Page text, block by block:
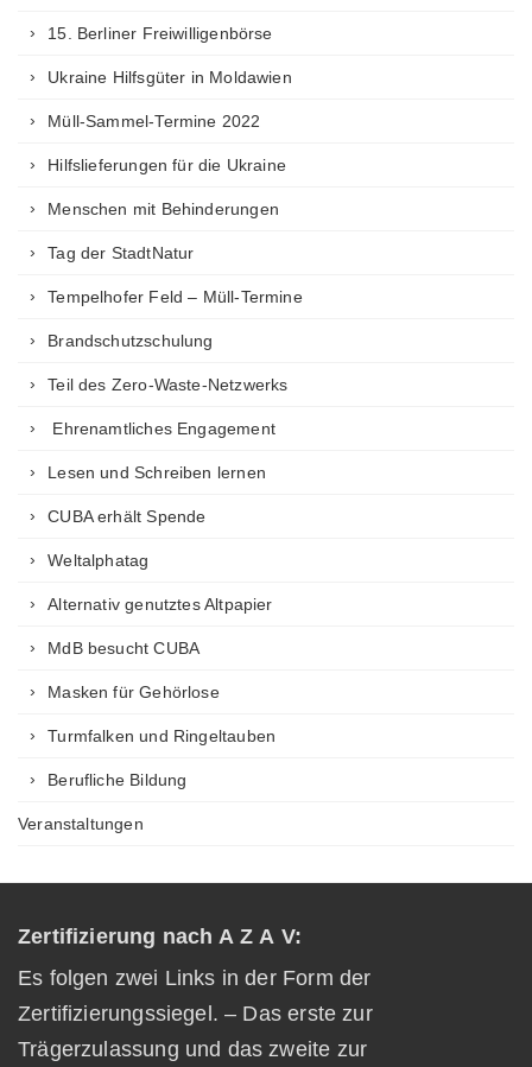
15. Berliner Freiwilligenbörse
Ukraine Hilfsgüter in Moldawien
Müll-Sammel-Termine 2022
Hilfslieferungen für die Ukraine
Menschen mit Behinderungen
Tag der StadtNatur
Tempelhofer Feld – Müll-Termine
Brandschutzschulung
Teil des Zero-Waste-Netzwerks
Ehrenamtliches Engagement
Lesen und Schreiben lernen
CUBA erhält Spende
Weltalphatag
Alternativ genutztes Altpapier
MdB besucht CUBA
Masken für Gehörlose
Turmfalken und Ringeltauben
Berufliche Bildung
Veranstaltungen
Zertifizierung nach A Z A V:
Es folgen zwei Links in der Form der
Zertifizierungssiegel. – Das erste zur
Trägerzulassung und das zweite zur